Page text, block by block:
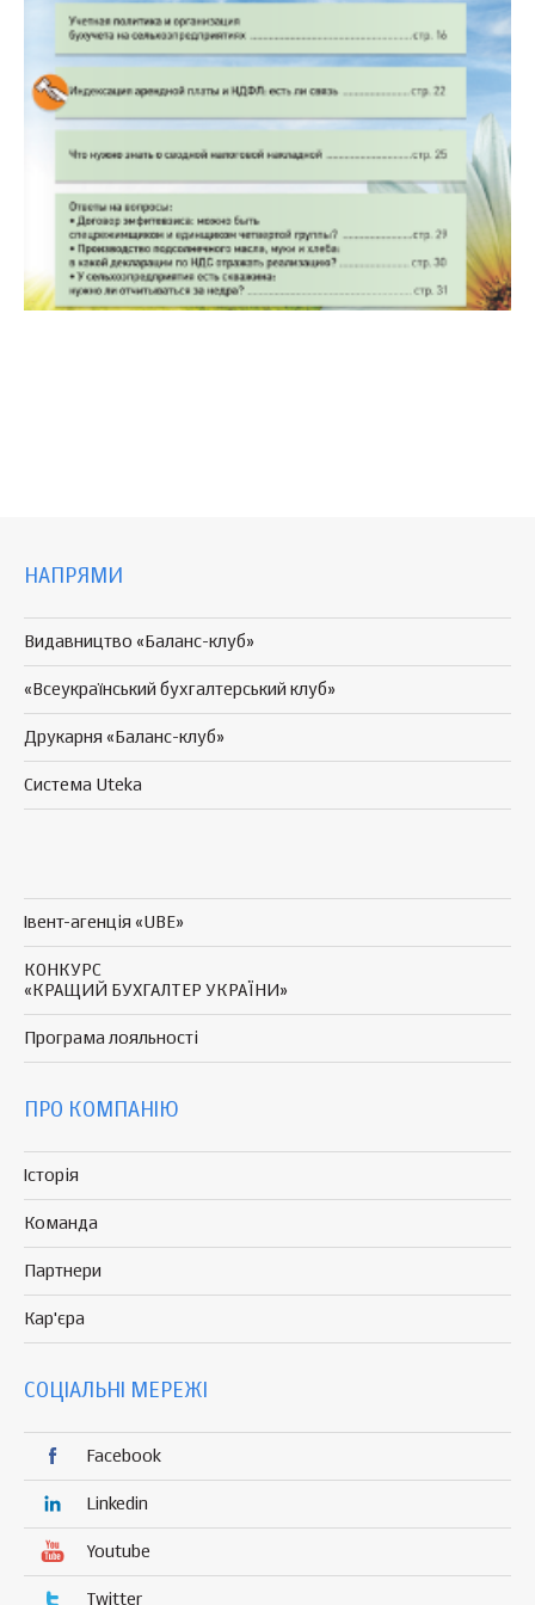
НАПРЯМИ
Видавництво «Баланс-клуб»
«Всеукраїнський бухгалтерський клуб»
Друкарня «Баланс-клуб»
Система Uteka
Івент-агенція «UBE»
КОНКУРС
«КРАЩИЙ БУХГАЛТЕР УКРАЇНИ»
Програма лояльності
ПРО КОМПАНІЮ
Історія
Команда
Партнери
Кар'єра
СОЦІАЛЬНІ МЕРЕЖІ
Facebook
Linkedin
Youtube
Twitter